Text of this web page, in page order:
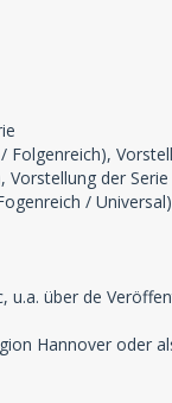
Folgenreich),
Vorstellung der Serie
/ Universal)
über de
Hannover oder